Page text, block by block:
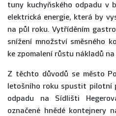
tuny kuchyňského odpadu v
elektrická energie, která by
na půl roku. Vytříděním
snížení množství směsného
ke zpomalení růstu nákladů
Z těchto důvodů se město
letošního roku spustit pilotní
odpadu na Sídlišti
označené hnědé kontejnery